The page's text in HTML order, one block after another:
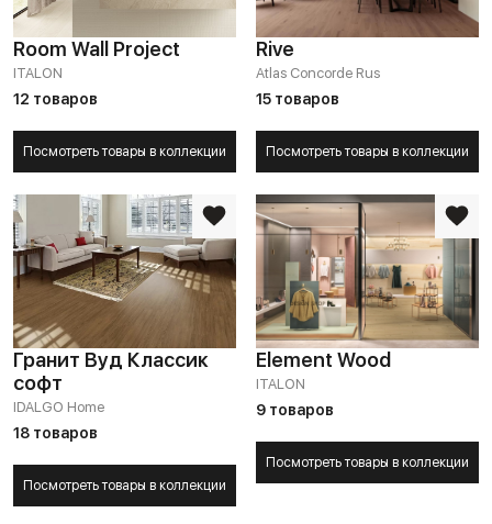
Room Wall Project
ITALON
12 товаров
Посмотреть товары в коллекции
Rive
Atlas Concorde Rus
15 товаров
Посмотреть товары в коллекции
Гранит Вуд Классик
софт
IDALGO Home
18 товаров
Посмотреть товары в коллекции
Element Wood
ITALON
9 товаров
Посмотреть товары в коллекции